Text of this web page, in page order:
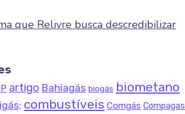
que Relivre busca descredibilizar
artigo Bahiagás biogás biometano
combustíveis Comgás Compagas